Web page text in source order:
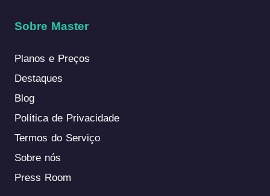
Sobre Master
Planos e Preços
Destaques
Blog
Política de Privacidade
Termos do Serviço
Sobre nós
Press Room